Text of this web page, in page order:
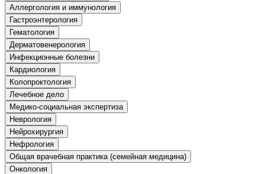
Техносферная безопасность и ОТ
Техносферная безопасность и
природообустройство
Экологическая безопасность в
промышленности
Управление охраной труда.
Техносферная безопасность
Допуски
Аллергология и иммунология
Гастроэнтерология
Гематология
Дерматовенерология
Инфекционные болезни
Кардиология
Колопроктология
Лечебное дело
Медико-социальная экспертиза
Неврология
Нейрохирургия
Нефрология
Общая врачебная практика (семейная медицина)
Онкология